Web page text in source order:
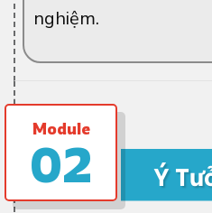
nghiệm.
Module
02 Ý